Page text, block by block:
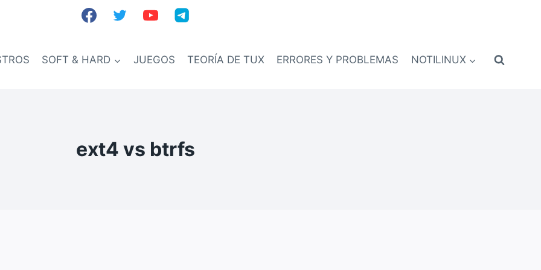
SOFT & HARD JUEGOS TEORÍA DE TUX ERRORES Y PROBLEMAS NOTILINUX
ext4 vs btrfs